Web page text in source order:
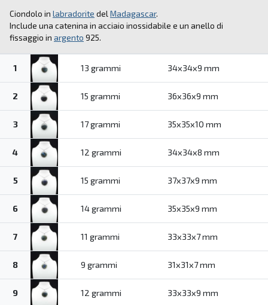
Ciondolo in labradorite del Madagascar.
Include una catenina in acciaio inossidabile e un anello di
fissaggio in argento 925.
1 13 grammi 34x34x9 mm
2 15 grammi 36x36x9 mm
3 17 grammi 35x35x10 mm
4 12 grammi 34x34x8 mm
5 15 grammi 37x37x9 mm
6 14 grammi 35x35x9 mm
7 11 grammi 33x33x7 mm
8 9 grammi 31x31x7 mm
9 12 grammi 33x33x9 mm